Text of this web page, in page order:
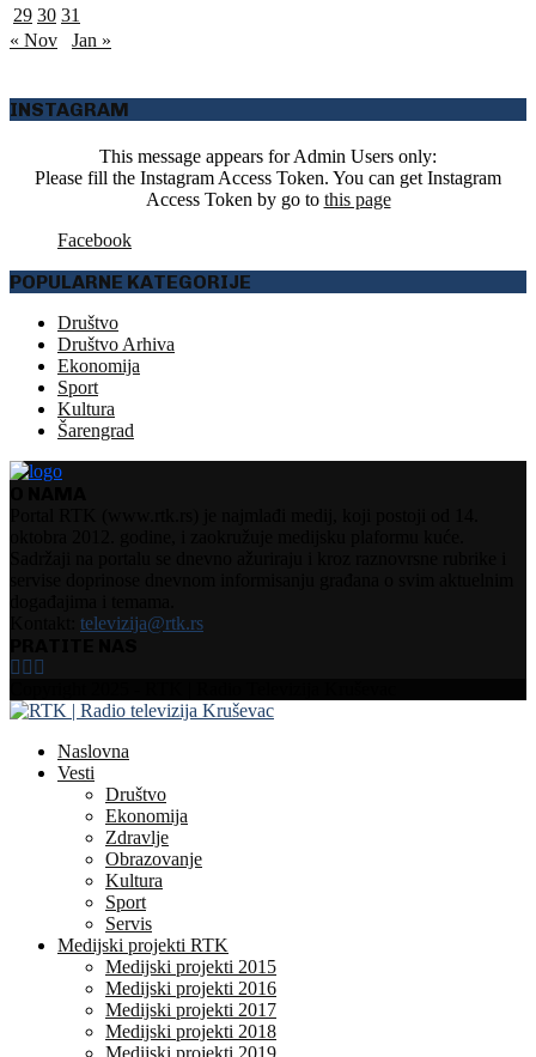
29 30 31
« Nov
Jan »
INSTAGRAM
This message appears for Admin Users only:
Please fill the Instagram Access Token. You can get Instagram
Access Token by go to this page
Facebook
POPULARNE KATEGORIJE
Društvo
Društvo Arhiva
Ekonomija
Sport
Kultura
Šarengrad
televizija@rtk.rs
Facebook
Instagram
Naslovna
Vesti
Društvo
Ekonomija
Zdravlje
Obrazovanje
Kultura
Sport
Servis
Medijski projekti RTK
Medijski projekti 2015
Medijski projekti 2016
Medijski projekti 2017
Medijski projekti 2018